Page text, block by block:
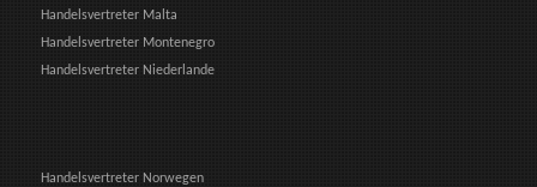
Handelsvertreter Malta
Handelsvertreter Montenegro
Handelsvertreter Niederlande
Handelsvertreter Norwegen